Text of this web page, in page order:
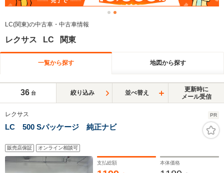
LC(関東)の中古車・中古車情報
レクサス LC 関東
一覧から探す 地図から探す
36 台 絞り込み 並べ替え
更新時に
メール受信
レクサス PR
LC 500 Sパッケージ 純正ナビ
販売店保証 オンライン相談可
支払総額 本体価格